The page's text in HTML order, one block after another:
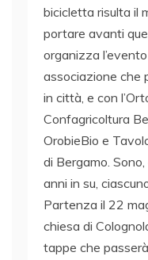
bicicletta risulta il
portare avanti
organizza
associazione che
in città, e con
Confagricoltura
OrobieBio e
di Bergamo.
anni in su,
Partenza il 22
chiesa di
tappe che